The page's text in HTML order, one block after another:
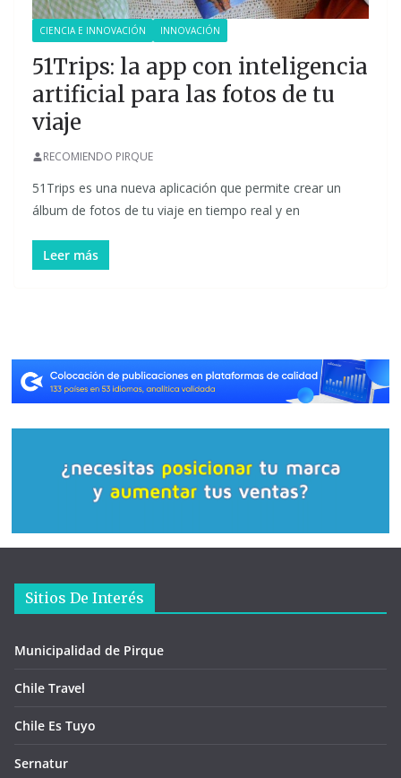
CIENCIA E INNOVACIÓN INNOVACIÓN
51Trips: la app con inteligencia
artificial para las fotos de tu
viaje
RECOMIENDO PIRQUE
51Trips es una nueva aplicación que permite crear un
álbum de fotos de tu viaje en tiempo real y en
Leer más
Sitios De Interés
Municipalidad de Pirque
Chile Travel
Chile Es Tuyo
Sernatur